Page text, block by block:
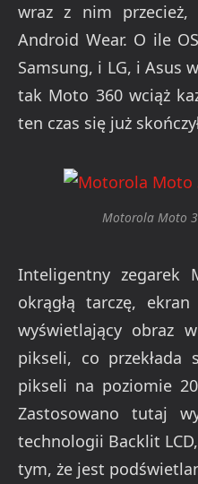
wraz z nim
Android Wear. O ile
Samsung, i LG, i Asus
tak Moto 360 wciąż
ten czas się już
Motorola Moto
Inteligentny zegarek
okrągłą tarczę,
wyświetlający obraz
pikseli, co przekłada
pikseli na poziomie
Zastosowano tutaj
technologii Backlit
tym, że jest